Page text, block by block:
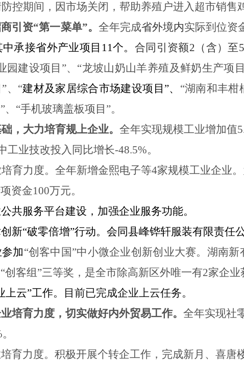
控期间，因市场关闭，帮助养殖户进入超市销售
引资“第一菜单”。 全年完成省外境内实际到位资
承接省外产业项目11个。 合同引资额2 （含）至5
园建设项目”、“龙坡山奶山羊养殖及鲜奶生产项
”、 “建材及家居综合市场建设项目”、 “湖南和丰柑
“手机玻璃盖板项目”。
，大力培育规上企业。 全年实现规模工业增加值
工业技改投入同比增长-48.5%。
育力度。全年新增金熙电子等4家规模工业企业。
资金100万元。
共服务平台建设，加强企业服务功能。
新“破零倍增”行动。 会同县峰铧轩服装有限责任
加“创客中国”中小微企业创新创业大赛。湖南
创客组”三等奖，是全市除高新区外唯一有2家企业
上云”工作。
目前已完成企业上云任务。
培育力度，切实做好内外贸易工作。 全年实现社
育力度。 积极开展个转企工作，完成新月、喜唐